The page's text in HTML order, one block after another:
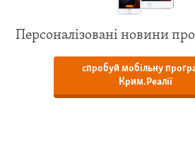
Персоналізовані новини
спробуй мобільну
Крим.Реалії